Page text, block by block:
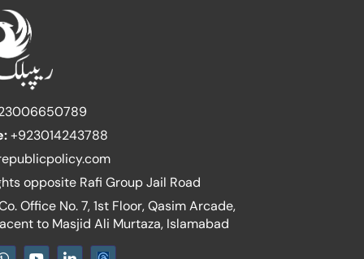
+923014243788
opposite Rafi Group Jail Road
Office No. 7, 1st Floor, Qasim Arcade,
to Masjid Ali Murtaza, Islamabad
W
Y
I